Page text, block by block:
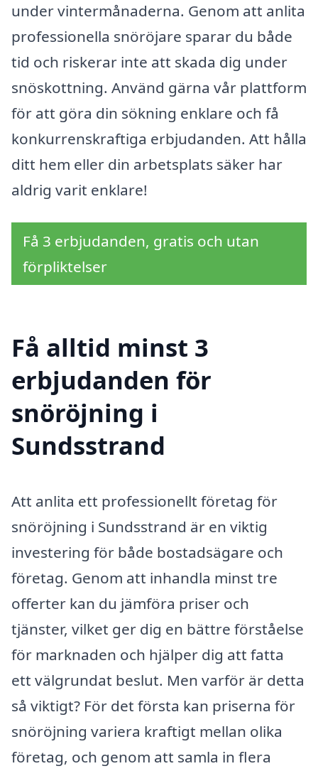
under vintermånaderna. Genom att anlita
professionella snöröjare sparar du både
tid och riskerar inte att skada dig under
snöskottning. Använd gärna vår plattform
för att göra din sökning enklare och få
konkurrenskraftiga erbjudanden. Att hålla
ditt hem eller din arbetsplats säker har
aldrig varit enklare!
Få 3 erbjudanden, gratis och utan
förpliktelser
Få alltid minst 3
erbjudanden för
snöröjning i
Sundsstrand
Att anlita ett professionellt företag för
snöröjning i Sundsstrand är en viktig
investering för både bostadsägare och
företag. Genom att inhandla minst tre
offerter kan du jämföra priser och
tjänster, vilket ger dig en bättre förståelse
för marknaden och hjälper dig att fatta
ett välgrundat beslut. Men varför är detta
så viktigt? För det första kan priserna för
snöröjning variera kraftigt mellan olika
företag, och genom att samla in flera